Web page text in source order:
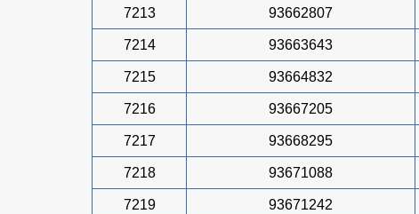
7213 93662807
7214 93663643
7215 93664832
7216 93667205
7217 93668295
7218 93671088
7219 93671242